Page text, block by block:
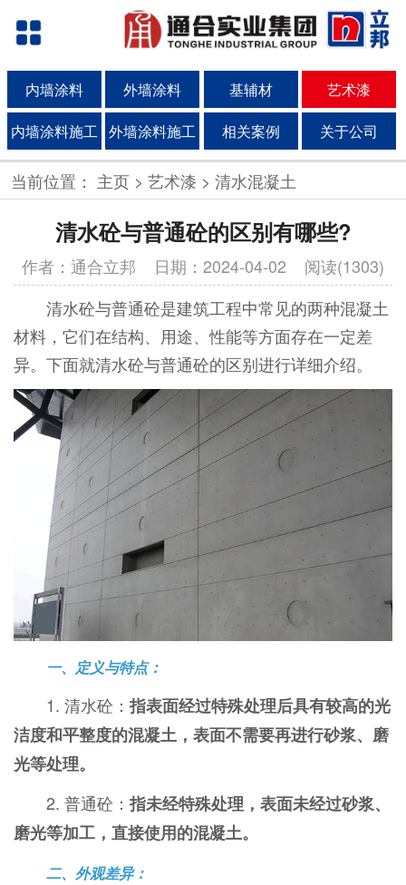
内墙涂料 外墙涂料 基辅材 艺术漆
内墙涂料施工 外墙涂料施工 相关案例 关于公司
当前位置： 主页> 艺术漆 > 清水混凝土
清水砼与普通砼的区别有哪些?
作者：通合立邦 日期：2024-04-02 阅读(1303)
清水砼与普通砼是建筑工程中常见的两种混凝土
材料，它们在结构、用途、性能等方面存在一定差
异。下面就清水砼与普通砼的区别进行详细介绍。
一、定义与特点：
1. 清水砼： 指表面经过特殊处理后具有较高的光
洁度和平整度的混凝土，表面不需要再进行砂浆、磨
光等处理。
2. 普通砼： 指未经特殊处理，表面未经过砂浆、
磨光等加工，直接使用的混凝土。
二、外观差异：